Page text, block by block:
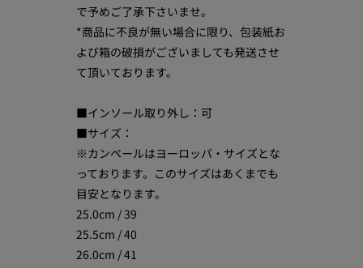
で予めご了承下さいませ。
*商品に不良が無い場合に限り、包装紙お
よび箱の破損がございましても発送させ
て頂いております。
■インソール取り外し：可
■サイズ：
※カンペールはヨーロッパ・サイズとな
っております。このサイズはあくまでも
目安となります。
25.0cm / 39
25.5cm / 40
26.0cm / 41